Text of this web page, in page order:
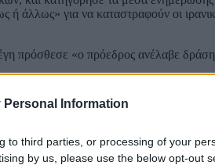
Personal Information
to third parties, or processing of your
by us, please use the below opt-out
ή άλλως» για να καταστραφούν οι
πρόσθεσε «ο πρόεδρος ανέλαβε
αρμόδιας για τις υπηρεσίες
–ή μη– του πολέμου που εξαπέλυσε ο